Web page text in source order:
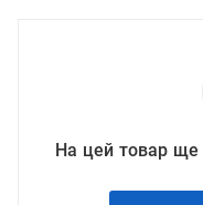
На цей товар ще